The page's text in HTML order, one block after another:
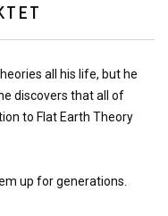
all his life, but he
discovers that all of
to Flat Earth Theory
up for generations.